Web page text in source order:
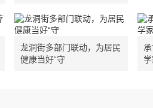
龙洞街多部门联动，为居民
健康当好“守